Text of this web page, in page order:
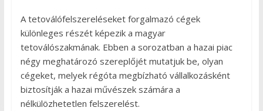
A tetoválófelszereléseket forgalmazó cégek
különleges részét képezik a magyar
tetoválószakmának. Ebben a sorozatban a hazai piac
négy meghatározó szereplőjét mutatjuk be, olyan
cégeket, melyek régóta megbízható vállalkozásként
biztosítják a hazai művészek számára a
nélkülözhetetlen felszerelést.